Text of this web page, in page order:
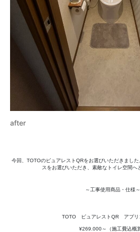
after
今回、TOTOのピュアレストQRをお選びいただきまし
スをお選びいただき、素敵なトイレ空間へ
～工事使用商品・仕様～
TOTO ピュアレストQR アプリ
¥269.000～（施工費込概算